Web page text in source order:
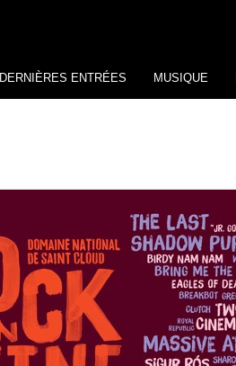
DERNIÈRES ENTRÉES MUSIQUE